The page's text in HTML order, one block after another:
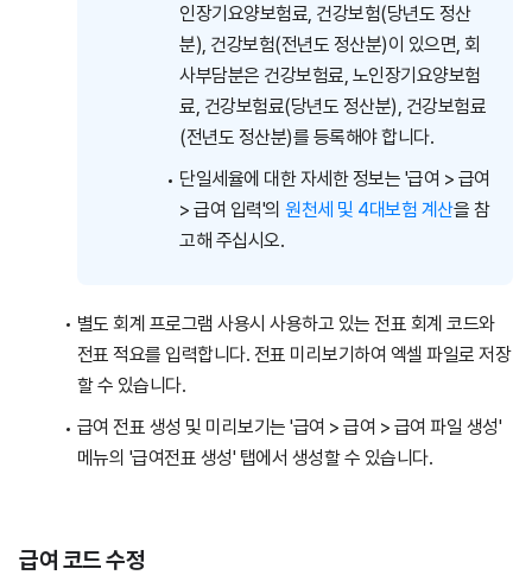
인장기요양보험료, 건강보험(당년도 정산
분), 건강보험(전년도 정산분)이 있으면, 회
사부담분은 건강보험료, 노인장기요양보험
료, 건강보험료(당년도 정산분), 건강보험료
(전년도 정산분)를 등록해야 합니다.
단일세율에 대한 자세한 정보는 '급여 > 급여
> 급여 입력'의원천세 및 4대보험 계산을 참
고해 주십시오.
별도 회계 프로그램 사용시 사용하고 있는 전표 회계 코드와
전표 적요를 입력합니다. 전표 미리보기하여 엑셀 파일로 저장
할 수 있습니다.
급여 전표 생성 및 미리보기는 '급여 > 급여 > 급여 파일 생성'
메뉴의 '급여전표 생성' 탭에서 생성할 수 있습니다.
급여 코드 수정